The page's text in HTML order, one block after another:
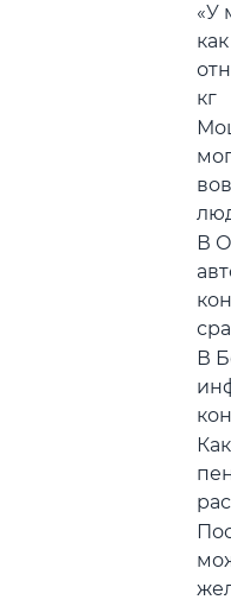
«У
кг
В
В